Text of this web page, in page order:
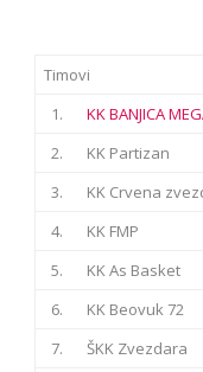
Timovi
1.
KK BANJICA
2.
KK Partizan
3.
KK Crvena
4.
KK FMP
5.
KK As Basket
6.
KK Beovuk 72
7.
ŠKK Zvezdara